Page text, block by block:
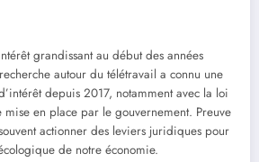
grandissant au début des années
autour du télétravail a connu une
depuis 2017, notamment avec la loi
en place par le gouvernement. Preuve
actionner des leviers juridiques pour
de notre économie.